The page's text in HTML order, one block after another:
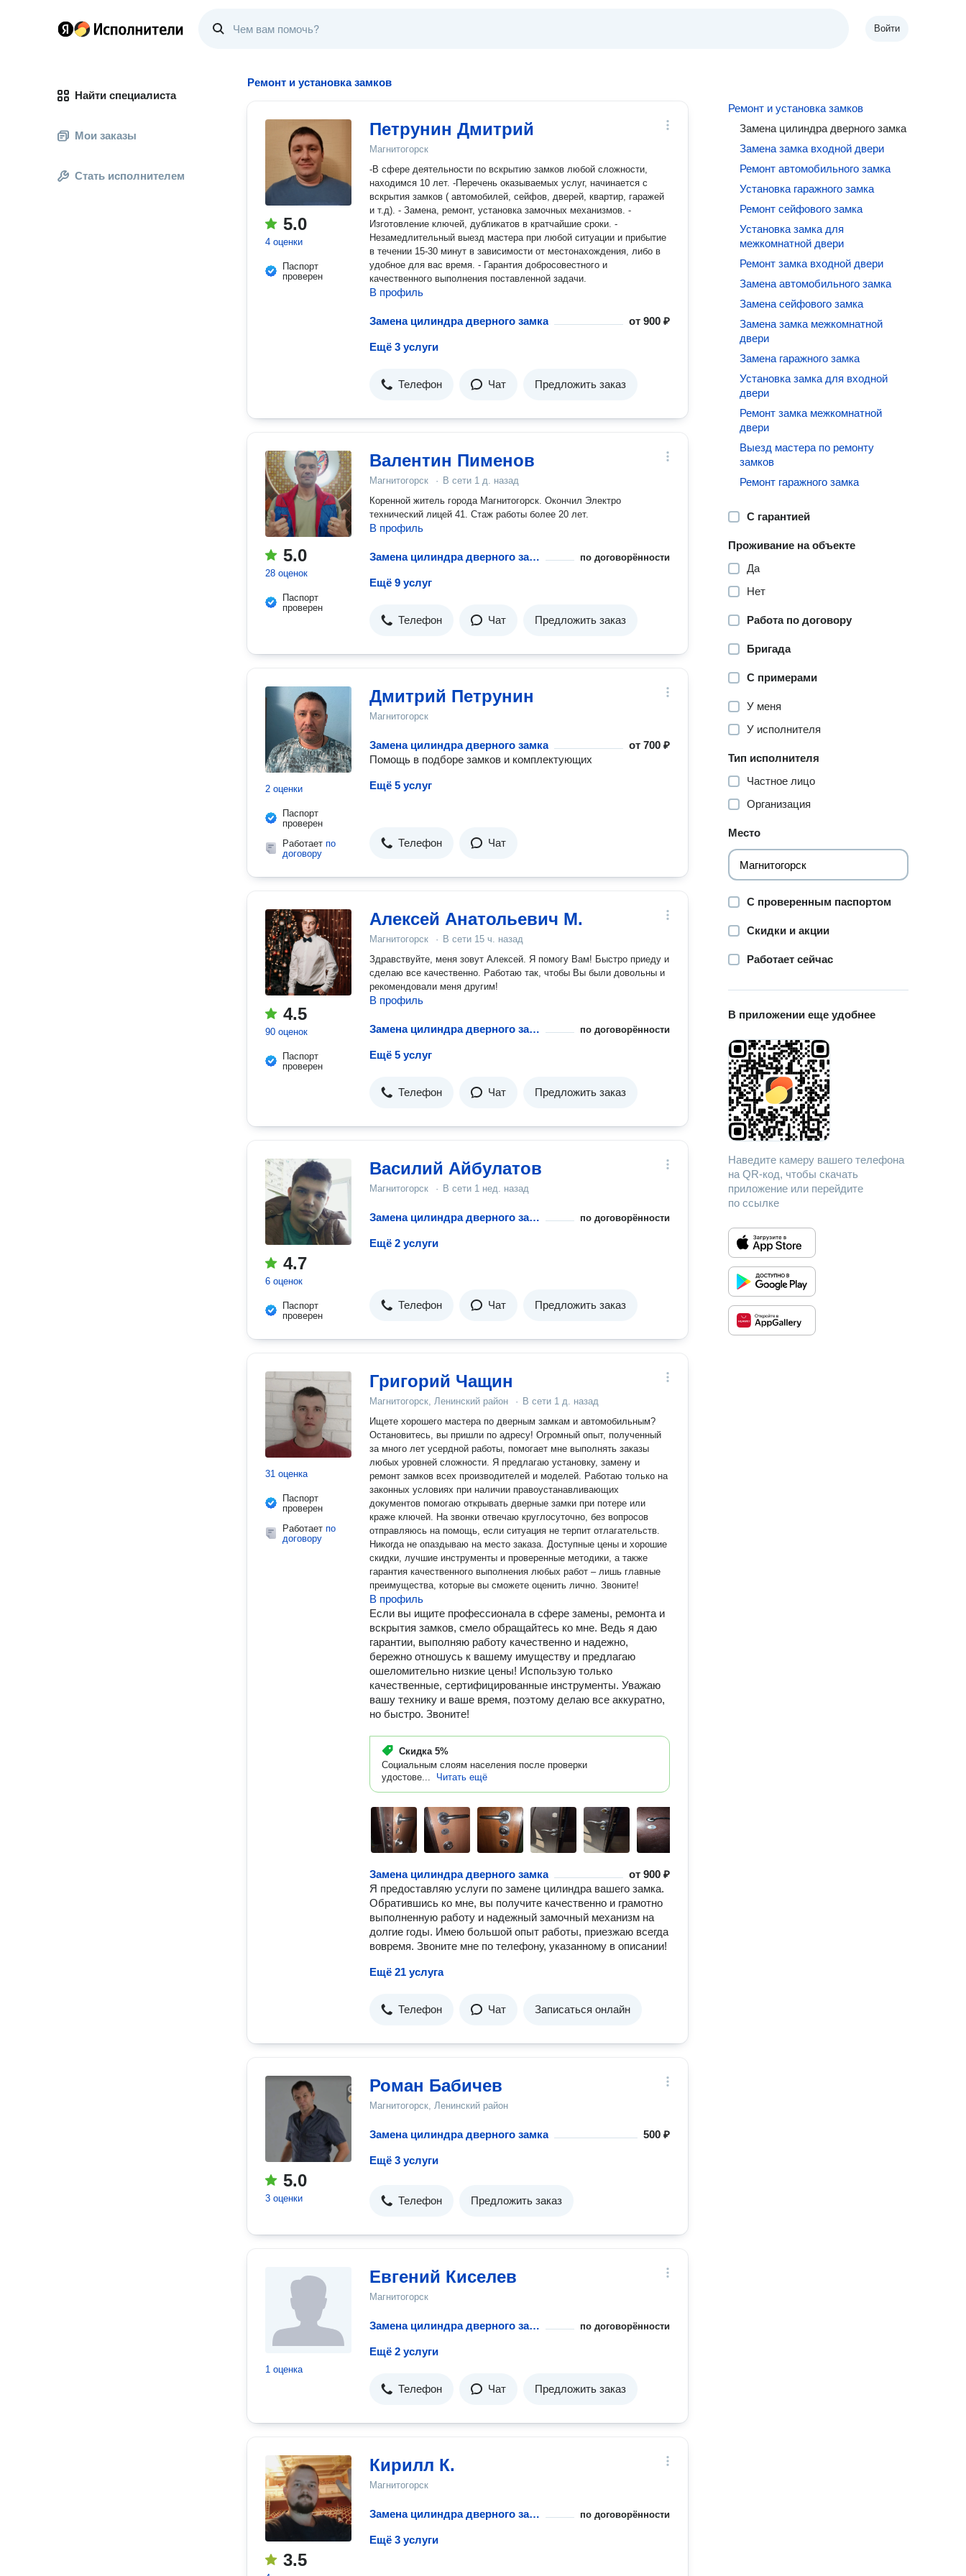
Войти
Найти специалиста
Мои заказы
Стать исполнителем
Ремонт и установка замков
5.0
4 оценки
Паспорт
проверен
Петрунин Дмитрий
Магнитогорск
-В сфере деятельности по вскрытию замков любой сложности,
находимся 10 лет. -Перечень оказываемых услуг, начинается с
вскрытия замков ( автомобилей, сейфов, дверей, квартир, гаражей
и т.д). - Замена, ремонт, установка замочных механизмов. -
Изготовление ключей, дубликатов в кратчайшие сроки. -
Незамедлительный выезд мастера при любой ситуации и прибытие
в течении 15-30 минут в зависимости от местонахождения, либо в
удобное для вас время. - Гарантия добросовестного и
качественного выполнения поставленной задачи.
В профиль
Замена цилиндра дверного замка от900 ₽
Ещё 3 услуги
Телефон Чат Предложить заказ
5.0
28 оценок
Паспорт
проверен
Валентин Пименов
Магнитогорск · В сети 1 д. назад
Коренной житель города Магнитогорск. Окончил Электро
технический лицей 41. Стаж работы более 20 лет.
В профиль
Замена цилиндра дверного замка по договорённости
Ещё 9 услуг
Телефон Чат Предложить заказ
2 оценки
Паспорт
проверен
Работает по
договору
Дмитрий Петрунин
Магнитогорск
Замена цилиндра дверного замка от700 ₽
Помощь в подборе замков и комплектующих
Ещё 5 услуг
Телефон Чат
4.5
90 оценок
Паспорт
проверен
Алексей Анатольевич М.
Магнитогорск · В сети 15 ч. назад
Здравствуйте, меня зовут Алексей. Я помогу Вам! Быстро приеду и
сделаю все качественно. Работаю так, чтобы Вы были довольны и
рекомендовали меня другим!
В профиль
Замена цилиндра дверного замка по договорённости
Ещё 5 услуг
Телефон Чат Предложить заказ
4.7
6 оценок
Паспорт
проверен
Василий Айбулатов
Магнитогорск · В сети 1 нед. назад
Замена цилиндра дверного замка по договорённости
Ещё 2 услуги
Телефон Чат Предложить заказ
31 оценка
Паспорт
проверен
Работает по
договору
Григорий Чащин
Магнитогорск, Ленинский район · В сети 1 д. назад
Ищете хорошего мастера по дверным замкам и автомобильным?
Остановитесь, вы пришли по адресу! Огромный опыт, полученный
за много лет усердной работы, помогает мне выполнять заказы
любых уровней сложности. Я предлагаю установку, замену и
ремонт замков всех производителей и моделей. Работаю только на
законных условиях при наличии правоустанавливающих
документов помогаю открывать дверные замки при потере или
краже ключей. На звонки отвечаю круглосуточно, без вопросов
отправляюсь на помощь, если ситуация не терпит отлагательств.
Никогда не опаздываю на место заказа. Доступные цены и хорошие
скидки, лучшие инструменты и проверенные методики, а также
гарантия качественного выполнения любых работ – лишь главные
преимущества, которые вы сможете оценить лично. Звоните!
В профиль
Если вы ищите профессионала в сфере замены, ремонта и
вскрытия замков, смело обращайтесь ко мне. Ведь я даю
гарантии, выполняю работу качественно и надежно,
бережно отношусь к вашему имуществу и предлагаю
ошеломительно низкие цены! Использую только
качественные, сертифицированные инструменты. Уважаю
вашу технику и ваше время, поэтому делаю все аккуратно,
но быстро. Звоните!
Скидка 5%
Социальным слоям населения после проверки
удостове...
Читать ещё
Замена цилиндра дверного замка от900 ₽
Я предоставляю услуги по замене цилиндра вашего замка.
Обратившись ко мне, вы получите качественно и грамотно
выполненную работу и надежный замочный механизм на
долгие годы. Имею большой опыт работы, приезжаю всегда
вовремя. Звоните мне по телефону, указанному в описании!
Ещё 21 услуга
Телефон Чат Записаться онлайн
5.0
3 оценки
Роман Бабичев
Магнитогорск, Ленинский район
Замена цилиндра дверного замка 500 ₽
Ещё 3 услуги
Телефон Предложить заказ
1 оценка
Евгений Киселев
Магнитогорск
Замена цилиндра дверного замка по договорённости
Ещё 2 услуги
Телефон Чат Предложить заказ
3.5
Кирилл К.
Магнитогорск
Замена цилиндра дверного замка по договорённости
Ещё 3 услуги
Ремонт и установка замков
Замена цилиндра дверного замка
Замена замка входной двери
Ремонт автомобильного замка
Установка гаражного замка
Ремонт сейфового замка
Установка замка для
межкомнатной двери
Ремонт замка входной двери
Замена автомобильного замка
Замена сейфового замка
Замена замка межкомнатной
двери
Замена гаражного замка
Установка замка для входной
двери
Ремонт замка межкомнатной
двери
Выезд мастера по ремонту
замков
Ремонт гаражного замка
С гарантией
Проживание на объекте
Да
Нет
Работа по договору
Бригада
С примерами
У меня
У исполнителя
Тип исполнителя
Частное лицо
Организация
Место
С проверенным паспортом
Скидки и акции
Работает сейчас
В приложении еще удобнее
Наведите камеру вашего телефона
на QR-код, чтобы скачать
приложение или перейдите
по ссылке